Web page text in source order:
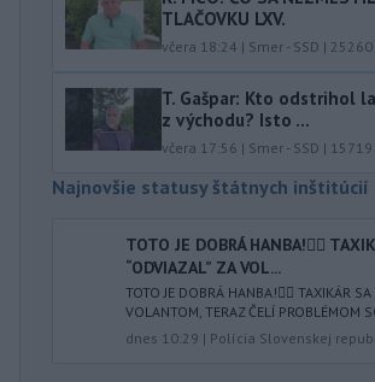
TLAČOVKU LXV.
včera 18:24 | Smer - SSD | 25260
T. Gašpar: Kto odstrihol
z východu? Isto ...
včera 17:56 | Smer - SSD | 15719
Najnovšie statusy štátnych inštitúcií
TOTO JE DOBRÁ HANBA!🤦‍♂️
“ODVIAZAL” ZA VOL...
TOTO JE DOBRÁ HANBA!🤦‍♂️ TAXIKÁR
VOLANTOM, TERAZ ČELÍ PROBLÉMOM
dnes 10:29 | Polícia Slovenskej